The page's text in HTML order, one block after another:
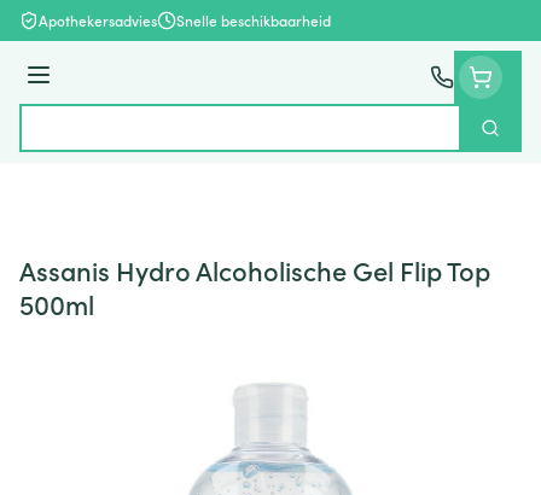
Ga naar de inhoud
Apothekersadvies Snelle beschikbaarheid
Menu
Zoek
Assanis Hydro Alcoholische Gel Flip Top
500ml